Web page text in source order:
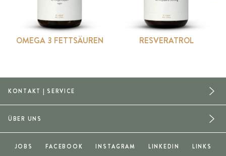
OMEGA 3 FETTSÄUREN RESVERATROL
KONTAKT | SERVICE
ÜBER UNS
JOBS FACEBOOK INSTAGRAM LINKEDIN LINKS